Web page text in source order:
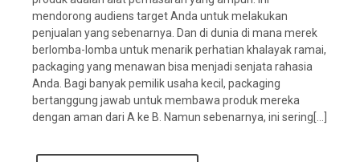
mendorong audiens target Anda untuk melakukan
penjualan yang sebenarnya. Dan di dunia di mana merek
berlomba-lomba untuk menarik perhatian khalayak ramai,
packaging yang menawan bisa menjadi senjata rahasia
Anda. Bagi banyak pemilik usaha kecil, packaging
bertanggung jawab untuk membawa produk mereka
dengan aman dari A ke B. Namun sebenarnya, ini sering[...]